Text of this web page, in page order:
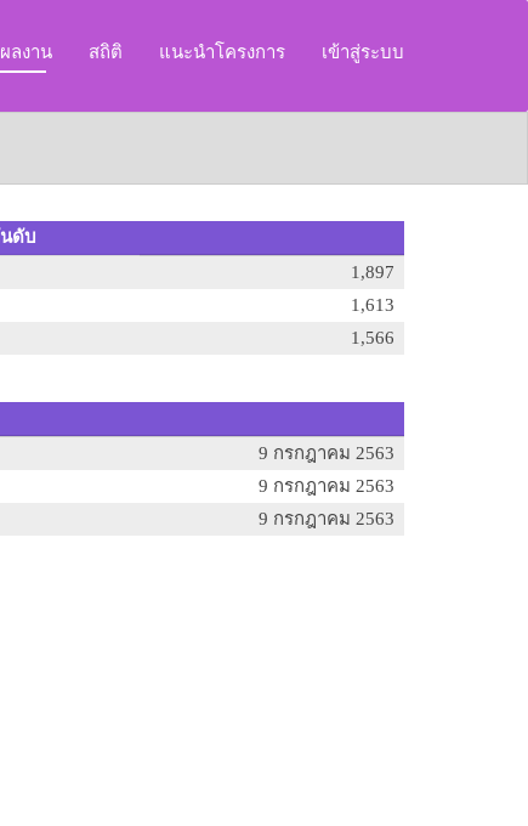
ลงาน สถิติ แนะนำโครงการ เข้าสู่ระบบ
ดับ
1,897
1,613
1,566
9 กรกฎาคม 2563
9 กรกฎาคม 2563
9 กรกฎาคม 2563